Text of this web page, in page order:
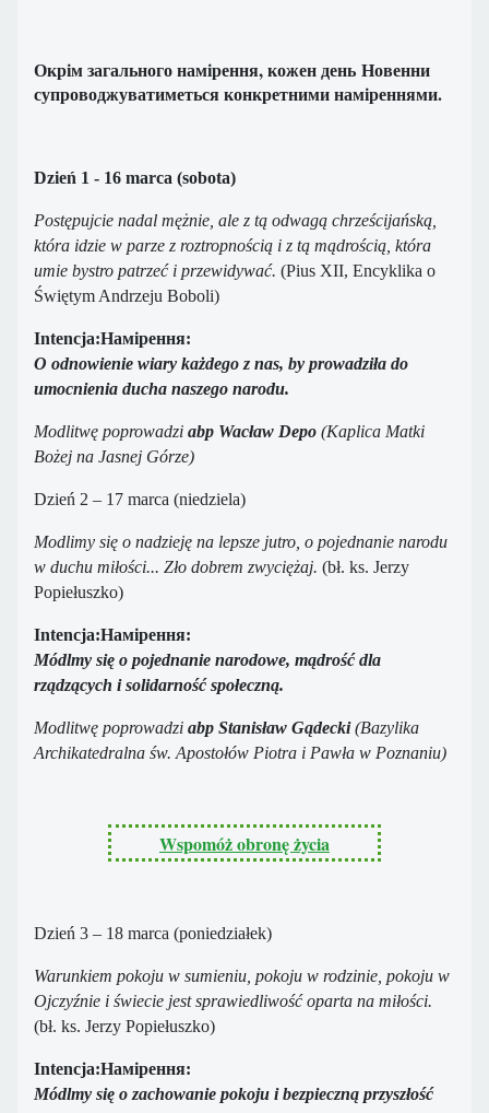
Окрім загального намірення, кожен день Новенни
супроводжуватиметься конкретними наміреннями.
Dzień 1 - 16 marca (sobota)
Postępujcie nadal mężnie, ale z tą odwagą chrześcijańską,
która idzie w parze z roztropnością i z tą mądrością, która
umie bystro patrzeć i przewidywać. (Pius XII, Encyklika o
Świętym Andrzeju Boboli)
Intencja:Намірення:
O odnowienie wiary każdego z nas, by prowadziła do
umocnienia ducha naszego narodu.
Modlitwę poprowadzi abp Wacław Depo (Kaplica Matki
Bożej na Jasnej Górze)
Dzień 2 – 17 marca (niedziela)
Modlimy się o nadzieję na lepsze jutro, o pojednanie narodu
w duchu miłości... Zło dobrem zwyciężaj. (bł. ks. Jerzy
Popiełuszko)
Intencja:Намірення:
Módlmy się o pojednanie narodowe, mądrość dla
rządzących i solidarność społeczną.
Modlitwę poprowadzi abp Stanisław Gądecki(Bazylika
Archikatedralna św. Apostołów Piotra i Pawła w Poznaniu)
Wspomóż obronę życia
Dzień 3 – 18 marca (poniedziałek)
Warunkiem pokoju w sumieniu, pokoju w rodzinie, pokoju w
Ojczyźnie i świecie jest sprawiedliwość oparta na miłości.
(bł. ks. Jerzy Popiełuszko)
Intencja:Намірення:
Módlmy się o zachowanie pokoju i bezpieczną przyszłość